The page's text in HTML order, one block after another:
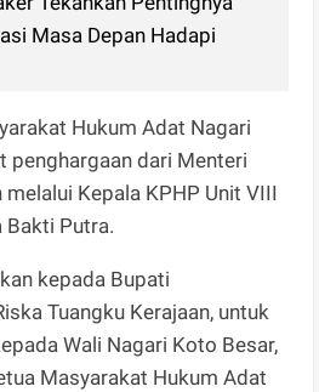
Masa Depan Hadapi
Hukum Adat Nagari
penghargaan dari Menteri
Kepala KPHP Unit VIII
Bakti Putra.
kepada Bupati
Tuangku Kerajaan, untuk
Wali Nagari Koto Besar,
Masyarakat Hukum Adat